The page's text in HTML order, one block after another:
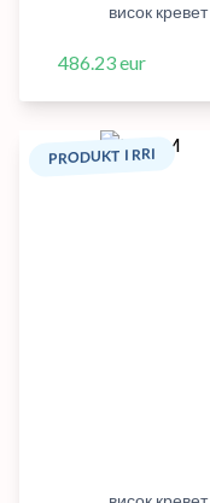
висок
486.23 eur
PRODUKT I RRI